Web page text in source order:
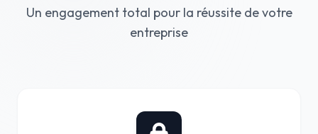
Un engagement total pour la réussite de votre
entreprise